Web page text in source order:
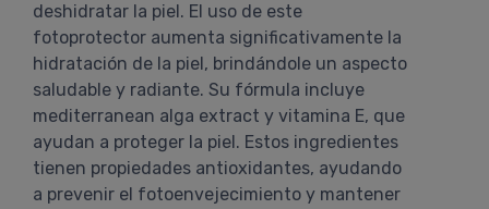
deshidratar la piel. El uso de este
fotoprotector aumenta significativamente la
hidratación de la piel, brindándole un aspecto
saludable y radiante. Su fórmula incluye
mediterranean alga extract y vitamina E, que
ayudan a proteger la piel. Estos ingredientes
tienen propiedades antioxidantes, ayudando
a prevenir el fotoenvejecimiento y mantener